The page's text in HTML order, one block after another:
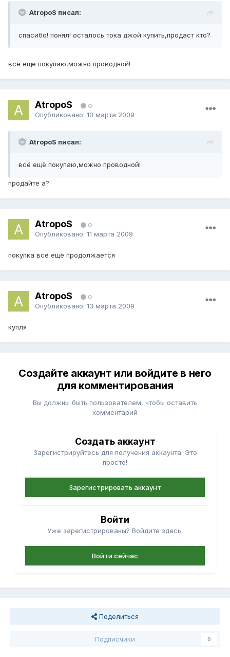
AtropoS писал:
спасибо! понял! осталось тока джой купить,продаст кто?
всё ещё покупаю,можно проводной!
AtropoS 0
Опубликовано: 10 марта 2009
AtropoS писал:
всё ещё покупаю,можно проводной!
продайте а?
AtropoS 0
Опубликовано: 11 марта 2009
покупка всё ещё продолжается
AtropoS 0
Опубликовано: 13 марта 2009
купля
Создайте аккаунт или войдите в него
для комментирования
Вы должны быть пользователем, чтобы оставить
комментарий
Создать аккаунт
Зарегистрируйтесь для получения аккаунта. Это
просто!
Зарегистрировать аккаунт
Войти
Уже зарегистрированы? Войдите здесь.
Войти сейчас
Поделиться
Подписчики 0